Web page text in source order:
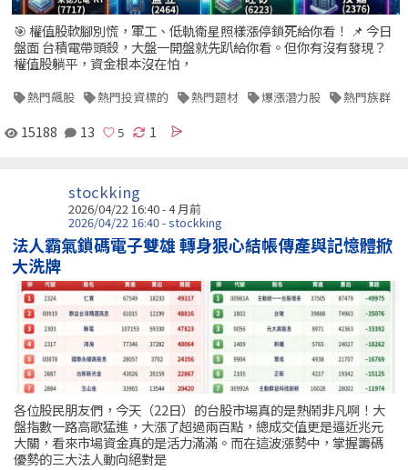
🎯 權值股軟腳別慌，軍工、低軌衛星照樣漲停鎖死給你看！ 📌 今日
盤面 台積電帶頭殺，大盤一開盤就先趴給你看。但你有沒有發現？
權值股躺平，資金根本沒在怕，
熱門飆股 熱門投資標的 熱門題材 爆漲潛力股 熱門族群
15188 13 1
stockking
2026/04/22 16:40 - 4 月前
2026/04/22 16:40 - stockking
法人霸氣鎖碼電子雙雄 轉身狠心結帳傳產與記憶體掀
大洗牌
各位股民朋友們，今天（22日）的台股市場真的是熱鬧非凡啊！大
盤指數一路高歌猛進，大漲了超過兩百點，總成交值更是逼近兆元
大關，看來市場資金真的是活力滿滿。而在這波漲勢中，掌握籌碼
優勢的三大法人動向絕對是